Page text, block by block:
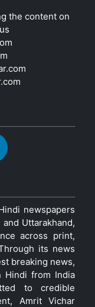
the content on
newspapers
Uttarakhand,
across print,
its news
breaking news,
Hindi from India
to credible
Amrit Vichar